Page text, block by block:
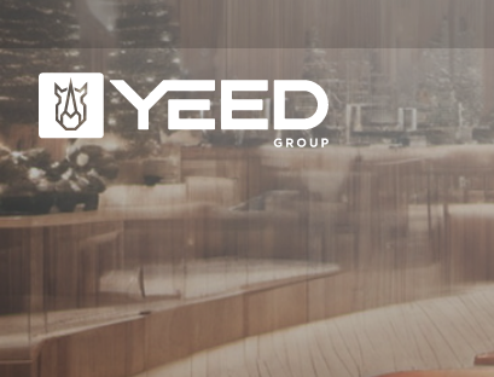
NOS GAMMES
Gamme Origin